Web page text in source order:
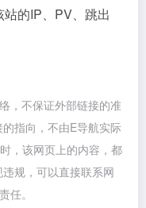
的IP、PV、跳出
，不保证外部链接的准
指向，不由E导航实际
，该网页上的内容，都
规，可以直接联系网
任。